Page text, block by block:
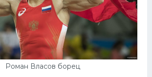
Роман Власов борец